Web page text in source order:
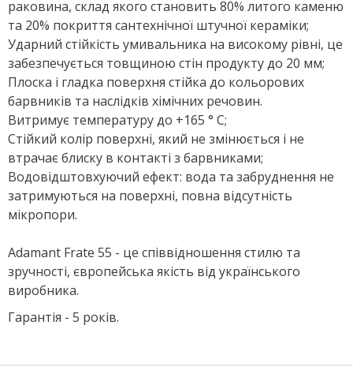
раковина, склад якого становить 80% литого каменю
та 20% покриття сантехнічної штучної кераміки;
Ударний стійкість умивальника на високому рівні, це
забезпечується товщиною стін продукту до 20 мм;
Плоска і гладка поверхня стійка до кольорових
барвників та наслідків хімічних речовин.
Витримує температуру до +165 ° C;
Стійкий колір поверхні, який не змінюється і не
втрачає блиску в контакті з барвниками;
Водовідштовхуючий ефект: вода та забруднення не
затримуються на поверхні, повна відсутність
мікропори.
Adamant Frate 55 - це співвідношення стилю та
зручності, європейська якість від українського
виробника.
Гарантія - 5 років.